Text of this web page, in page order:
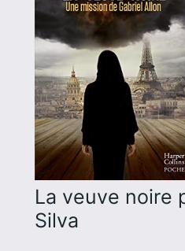
La veuve noire
Silva